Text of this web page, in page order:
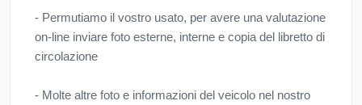
- Permutiamo il vostro usato, per avere una valutazione
on-line inviare foto esterne, interne e copia del libretto di
circolazione
- Molte altre foto e informazioni del veicolo nel nostro